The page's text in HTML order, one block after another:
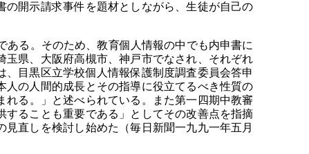
開示請求事件を題材としながら、生徒が自己の
る。そのため、教育個人情報の中でも内申書に
県、大阪府高槻市、神戸市でなされ、それぞれ
目黒区立学校個人情報保護制度調査委員会答申
人の人間的成長とその指導に役立てるべき性質の
る。」と述べられている。また第一四期中教審
ることも重要である」としてその改善点を指摘
直しを検討し始めた（毎日新聞一九九一年五月